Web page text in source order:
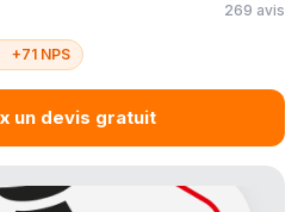
269 avis
+71 NPS
un devis gratuit